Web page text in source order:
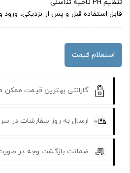
تنظیم PH ناحیه تناسلی
قابل استفاده قبل و پس از نزدیکی، ورود
استعلام قیمت
گارانتی بهترین قیمت ممکن
ارسال به روز سفارشات در
ضمانت بازگشت وجه در